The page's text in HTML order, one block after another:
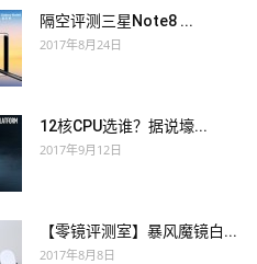
隔空评测三星Note8 ...
2017年8月24日
12核CPU选谁？据说壕...
2017年9月12日
【零镜评测室】暴风魔镜白...
2017年8月8日